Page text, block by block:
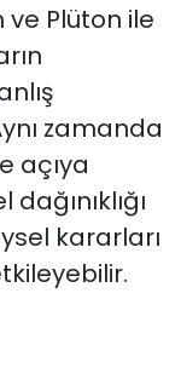
Plüton ile
zamanda
açıya
dağınıklığı
kararları